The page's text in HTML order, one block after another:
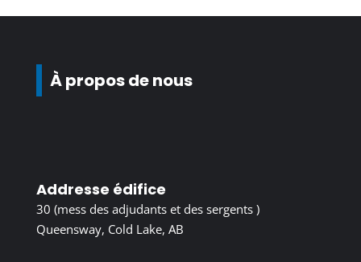
À propos de nous
Addresse édifice
30 (mess des adjudants et des sergents )
Queensway, Cold Lake, AB